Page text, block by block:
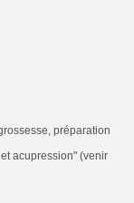
préparation
acupression" (venir